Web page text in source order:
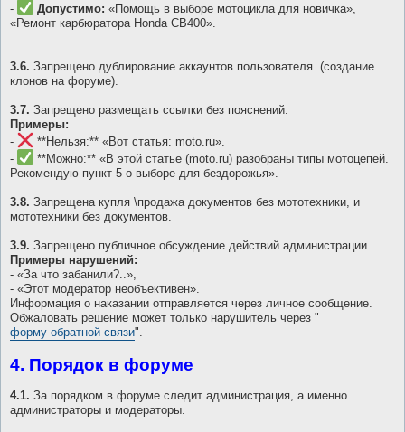
-
Допустимо: «Помощь в выборе мотоцикла для новичка»,
«Ремонт карбюратора Honda CB400».
3.6. Запрещено дублирование аккаунтов пользователя. (создание
клонов на форуме).
3.7. Запрещено размещать ссылки без пояснений.
Примеры:
-
**Нельзя:** «Вот статья: moto.ru».
-
**Можно:** «В этой статье (moto.ru) разобраны типы мотоцепей.
Рекомендую пункт 5 о выборе для бездорожья».
3.8. Запрещена купля \продажа документов без мототехники, и
мототехники без документов.
3.9. Запрещено публичное обсуждение действий администрации.
Примеры нарушений:
- «За что забанили?..»,
- «Этот модератор необъективен».
Информация о наказании отправляется через личное сообщение.
Обжаловать решение может только нарушитель через "
форму обратной связи".
4. Порядок в форуме
4.1. За порядком в форуме следит администрация, а именно
администраторы и модераторы.